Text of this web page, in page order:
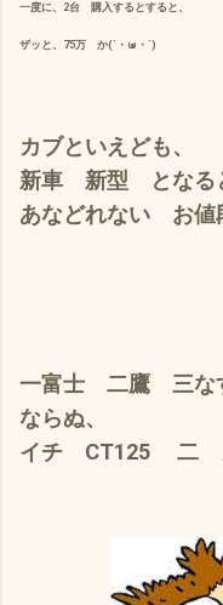
一度に、2台 購入するとすると、
ザッと、75万 か(´・ω・`)
カブといえども、
新車 新型 となる
あなどれない お値
一富士 二鷹 三な
ならぬ、
イチ CT125 二